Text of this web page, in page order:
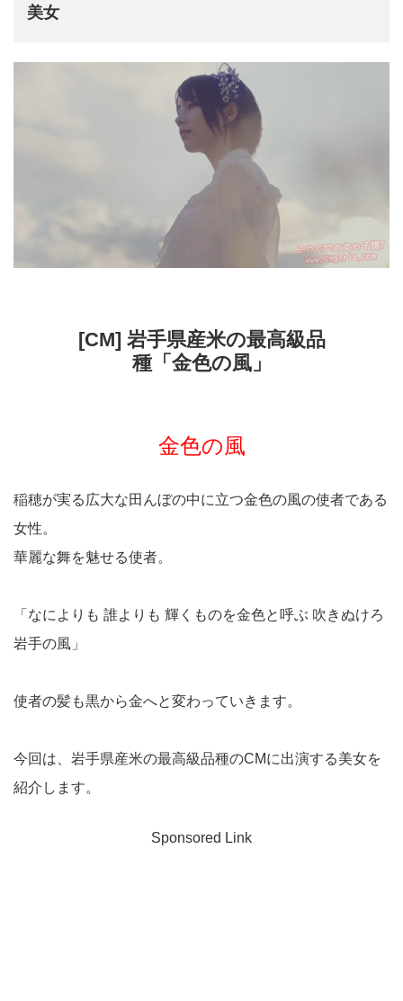
美女
[CM] 岩手県産米の最高級品
種「金色の風」
金色の風
稲穂が実る広大な田んぼの中に立つ金色の風の使者である
女性。
華麗な舞を魅せる使者。
「なによりも 誰よりも 輝くものを金色と呼ぶ 吹きぬけろ
岩手の風」
使者の髪も黒から金へと変わっていきます。
今回は、岩手県産米の最高級品種のCMに出演する美女を
紹介します。
Sponsored Link